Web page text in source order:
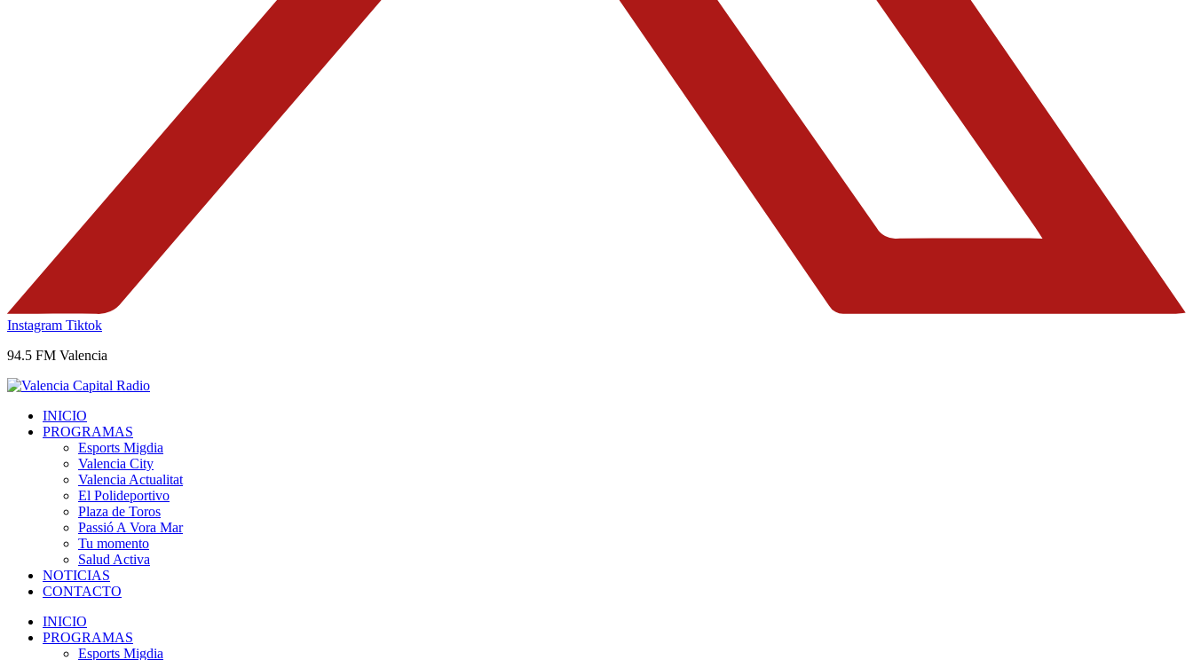
Instagram Tiktok
94.5 FM Valencia
INICIO
PROGRAMAS
Esports Migdia
Valencia City
Valencia Actualitat
El Polideportivo
Plaza de Toros
Passió A Vora Mar
Tu momento
Salud Activa
NOTICIAS
CONTACTO
INICIO
PROGRAMAS
Esports Migdia